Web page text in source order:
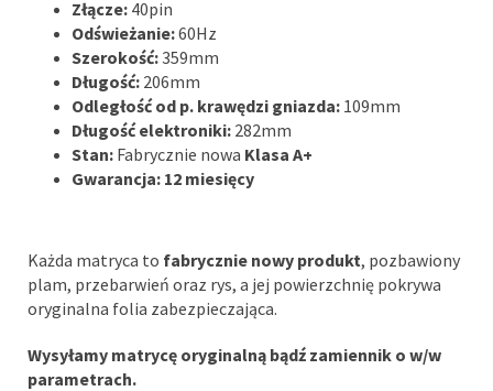
Złącze: 40pin
Odświeżanie:60Hz
Szerokość:359mm
Długość: 206mm
Odległość od p. krawędzi gniazda: 109mm
Długość elektroniki: 282mm
Stan: Fabrycznie nowa Klasa A+
Gwarancja: 12 miesięcy
Każda matryca to fabrycznie nowy produkt, pozbawiony
plam, przebarwień oraz rys, a jej powierzchnię pokrywa
oryginalna folia zabezpieczająca.
Wysyłamy matrycę oryginalną bądź zamiennik o w/w
parametrach.